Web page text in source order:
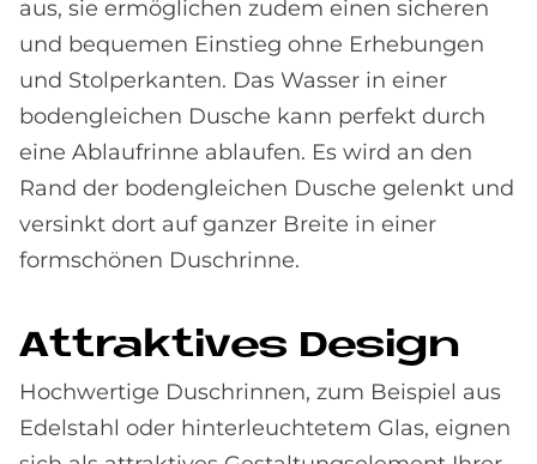
aus, sie ermöglichen zudem einen sicheren
und bequemen Einstieg ohne Erhebungen
und Stolperkanten. Das Wasser in einer
bodengleichen Dusche kann perfekt durch
eine Ablaufrinne ablaufen. Es wird an den
Rand der bodengleichen Dusche gelenkt und
versinkt dort auf ganzer Breite in einer
formschönen Duschrinne.
At­trak­ti­ves De­sign
Hochwertige Duschrinnen, zum Beispiel aus
Edelstahl oder hinterleuchtetem Glas, eignen